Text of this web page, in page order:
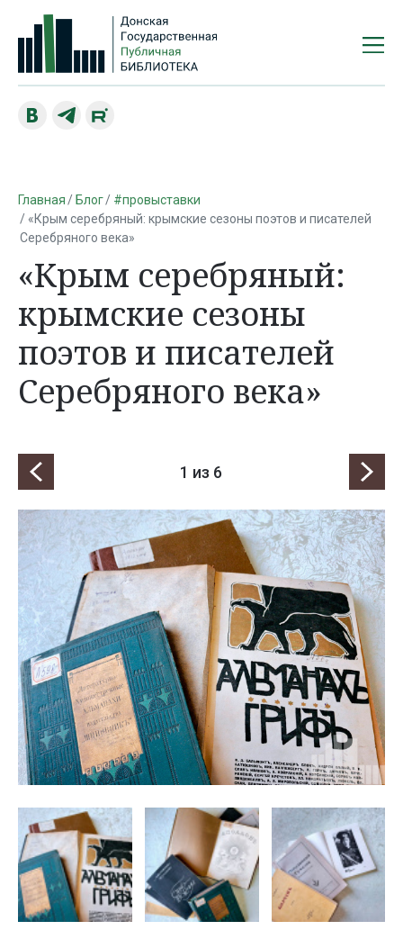
Главная Блог
#провыставки
«Крым серебряный: крымские сезоны поэтов и писателей
Серебряного века»
«Крым серебряный:
крымские сезоны
поэтов и писателей
Серебряного века»
1 из 6